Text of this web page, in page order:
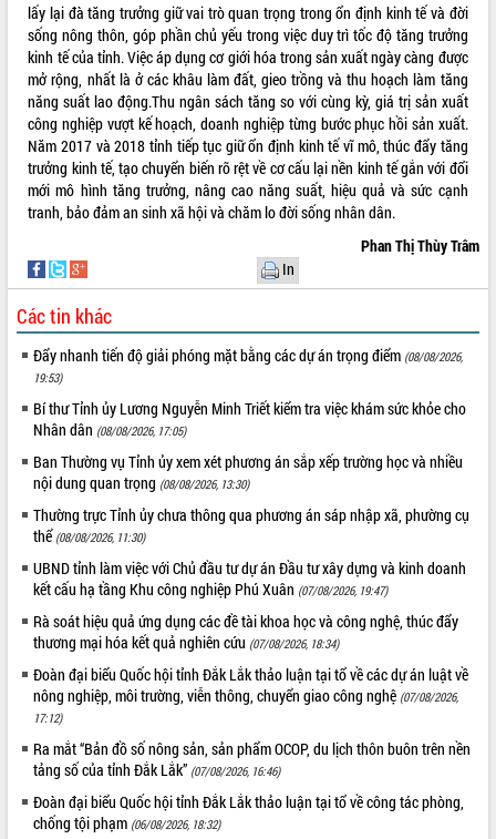
Lắk
Khơi thông điểm nghẽn, đẩy nhanh
giải ngân vốn khắc phục thiên tai
HĐND tỉnh thông qua điều chỉnh Quy
hoạch tỉnh thời kỳ 2021-2030
Hội thảo góp ý hồ sơ điều chỉnh quy
hoạch tỉnh Đắk Lắk thời kỳ 2021-2030,
tầm nhìn đến năm 2050
Nâng cao hiệu quả hoạt động của các
Hội nghị triển khai kết nối mạng
truyền số liệu chuyên dùng phục vụ cơ
quan Đảng, Nhà nước
Lễ phát động chuỗi hoạt động chung
tay làm sạch môi trường
Xã Ea Kar bước chuyển mình trong
công tác cải cách hành chính mô hình
mới
UBND tỉnh họp báo định kỳ tháng 4
năm 2026
Hội thảo khoa học “Giải pháp thúc đẩy
phát triển nền kinh tế xanh tại tỉnh
Đắk Lắk”
Tăng cường giám sát, đôn đốc thực
hiện nhiệm vụ quản lý tài sản công
hàng tuần
Tháo gỡ những vướng mắc, đẩy mạnh
công tác cải cách thủ tục hành chính
tại Trung tâm Phục vụ hành chính
công tỉnh
Đắk Lắk: Tôn vinh 46 giải pháp tại Hội
thi Sáng tạo Kỹ thuật 2024 - 2025
Đắk Lắk rà soát, điều chỉnh Đề án 190
về phát triển nuôi trồng thủy sản
lấy lại đà tăng trưởng giữ vai trò quan trọng trong ổn định kinh tế và đời
sống nông thôn, góp phần chủ yếu trong việc duy trì tốc độ tăng trưởng
kinh tế của tỉnh. Việc áp dụng cơ giới hóa trong sản xuất ngày càng được
mở rộng, nhất là ở các khâu làm đất, gieo trồng và thu hoạch làm tăng
năng suất lao động.Thu ngân sách tăng so với cùng kỳ, giá trị sản xuất
công nghiệp vượt kế hoạch, doanh nghiệp từng bước phục hồi sản xuất.
Năm 2017 và 2018 tỉnh tiếp tục giữ ổn định kinh tế vĩ mô, thúc đẩy tăng
trưởng kinh tế, tạo chuyển biến rõ rệt về cơ cấu lại nền kinh tế gắn với đổi
mới mô hình tăng trưởng, nâng cao năng suất, hiệu quả và sức cạnh
tranh, bảo đảm an sinh xã hội và chăm lo đời sống nhân dân.
Phan Thị Thùy Trâm
In
Các tin khác
Đẩy nhanh tiến độ giải phóng mặt bằng các dự án trọng điểm (08/08/2026,
19:53)
Bí thư Tỉnh ủy Lương Nguyễn Minh Triết kiểm tra việc khám sức khỏe cho
Nhân dân (08/08/2026, 17:05)
Ban Thường vụ Tỉnh ủy xem xét phương án sắp xếp trường học và nhiều
nội dung quan trọng (08/08/2026, 13:30)
Thường trực Tỉnh ủy chưa thông qua phương án sáp nhập xã, phường cụ
thể (08/08/2026, 11:30)
UBND tỉnh làm việc với Chủ đầu tư dự án Đầu tư xây dựng và kinh doanh
kết cấu hạ tầng Khu công nghiệp Phú Xuân (07/08/2026, 19:47)
Rà soát hiệu quả ứng dụng các đề tài khoa học và công nghệ, thúc đẩy
thương mại hóa kết quả nghiên cứu (07/08/2026, 18:34)
Đoàn đại biểu Quốc hội tỉnh Đắk Lắk thảo luận tại tổ về các dự án luật về
nông nghiệp, môi trường, viễn thông, chuyển giao công nghệ (07/08/2026,
17:12)
Ra mắt “Bản đồ số nông sản, sản phẩm OCOP, du lịch thôn buôn trên nền
tảng số của tỉnh Đắk Lắk” (07/08/2026, 16:46)
Đoàn đại biểu Quốc hội tỉnh Đắk Lắk thảo luận tại tổ về công tác phòng,
chống tội phạm (06/08/2026, 18:32)